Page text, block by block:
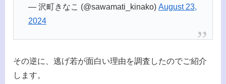
— 沢町きなこ (@sawamati_kinako) August 23,
2024
その逆に、逃げ若が面白い理由を調査したのでご紹介
します。